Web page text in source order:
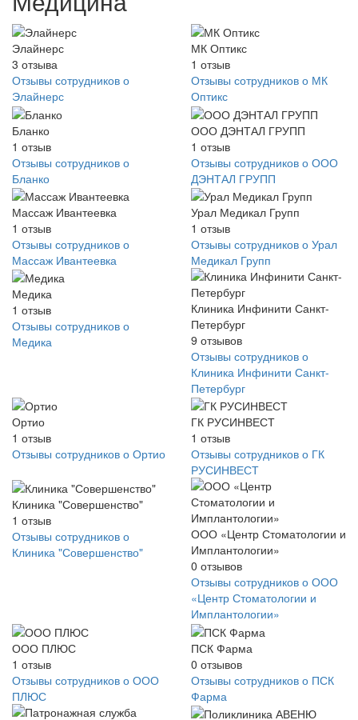
Элайнерс
3 отзыва
Отзывы сотрудников о
Элайнерс
МК Оптикс
1 отзыв
Отзывы сотрудников о МК
Оптикс
Бланко
1 отзыв
Отзывы сотрудников о
Бланко
ООО ДЭНТАЛ ГРУПП
1 отзыв
Отзывы сотрудников о ООО
ДЭНТАЛ ГРУПП
Массаж Ивантеевка
1 отзыв
Отзывы сотрудников о
Массаж Ивантеевка
Урал Медикал Групп
1 отзыв
Отзывы сотрудников о Урал
Медикал Групп
Медика
1 отзыв
Отзывы сотрудников о
Медика
Клиника Инфинити Санкт-
Петербург
9 отзывов
Отзывы сотрудников о
Клиника Инфинити Санкт-
Петербург
Ортио
1 отзыв
Отзывы сотрудников о Ортио
ГК РУСИНВЕСТ
1 отзыв
Отзывы сотрудников о ГК
РУСИНВЕСТ
Клиника "Совершенство"
1 отзыв
Отзывы сотрудников о
Клиника "Совершенство"
ООО «Центр Стоматологии и
Имплантологии»
0 отзывов
Отзывы сотрудников о ООО
«Центр Стоматологии и
Имплантологии»
ООО ПЛЮС
1 отзыв
Отзывы сотрудников о ООО
ПЛЮС
ПСК Фарма
0 отзывов
Отзывы сотрудников о ПСК
Фарма